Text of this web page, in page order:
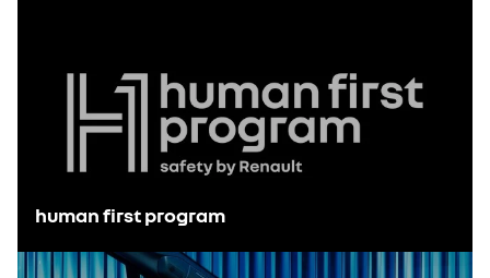
Fleet Car of the Year 2025, Category Compact –
Austria
odkryj Renault 5
human first program